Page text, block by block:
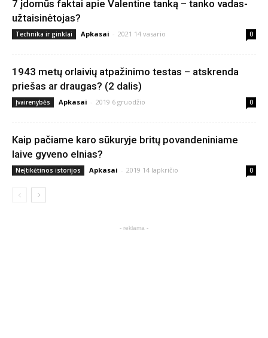
7 įdomūs faktai apie Valentine tanką – tanko vadas-
užtaisinėtojas?
Technika ir ginklai Apkasai - 2021 14 vasario 0
1943 metų orlaivių atpažinimo testas – atskrenda
priešas ar draugas? (2 dalis)
Įvairenybės Apkasai - 2019 6 gruodžio 0
Kaip pačiame karo sūkuryje britų povandeniniame
laive gyveno elnias?
Neįtikėtinos istorijos Apkasai - 2019 14 lapkričio 0
- reklama -